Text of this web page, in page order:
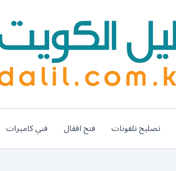
تصليح تلفونات فتح اقفال فني كاميرات